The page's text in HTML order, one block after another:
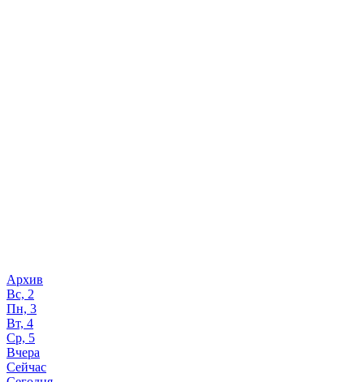
Архив
Вс, 2
Пн, 3
Вт, 4
Ср, 5
Вчера
Сейчас